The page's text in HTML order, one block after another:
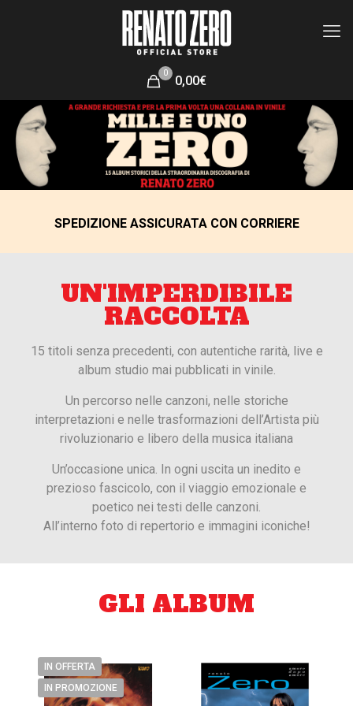
0
0,00€
SPEDIZIONE ASSICURATA CON CORRIERE
UN'IMPERDIBILE
RACCOLTA
15 titoli senza precedenti, con autentiche rarità, live e
album studio mai pubblicati in vinile.
Un percorso nelle canzoni, nelle storiche
interpretazioni e nelle trasformazioni dell’Artista più
rivoluzionario e libero della musica italiana
Un’occasione unica. In ogni uscita un inedito e
prezioso fascicolo, con il viaggio emozionale e
poetico nei testi delle canzoni.
All’interno foto di repertorio e immagini iconiche!
GLI ALBUM
IN OFFERTA
IN PROMOZIONE